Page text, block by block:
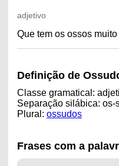
adjetivo
Que tem os ossos
Definição de
Classe gramatical:
Separação silábica: os-
Plural: ossudos
Frases com a